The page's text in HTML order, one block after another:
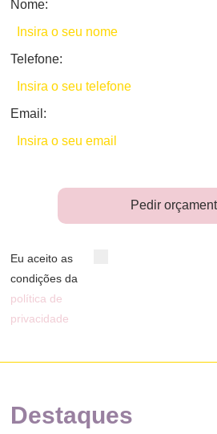
Nome:
Telefone:
Email:
Pedir
Eu aceito as
condições da
política de
privacidade
Destaques